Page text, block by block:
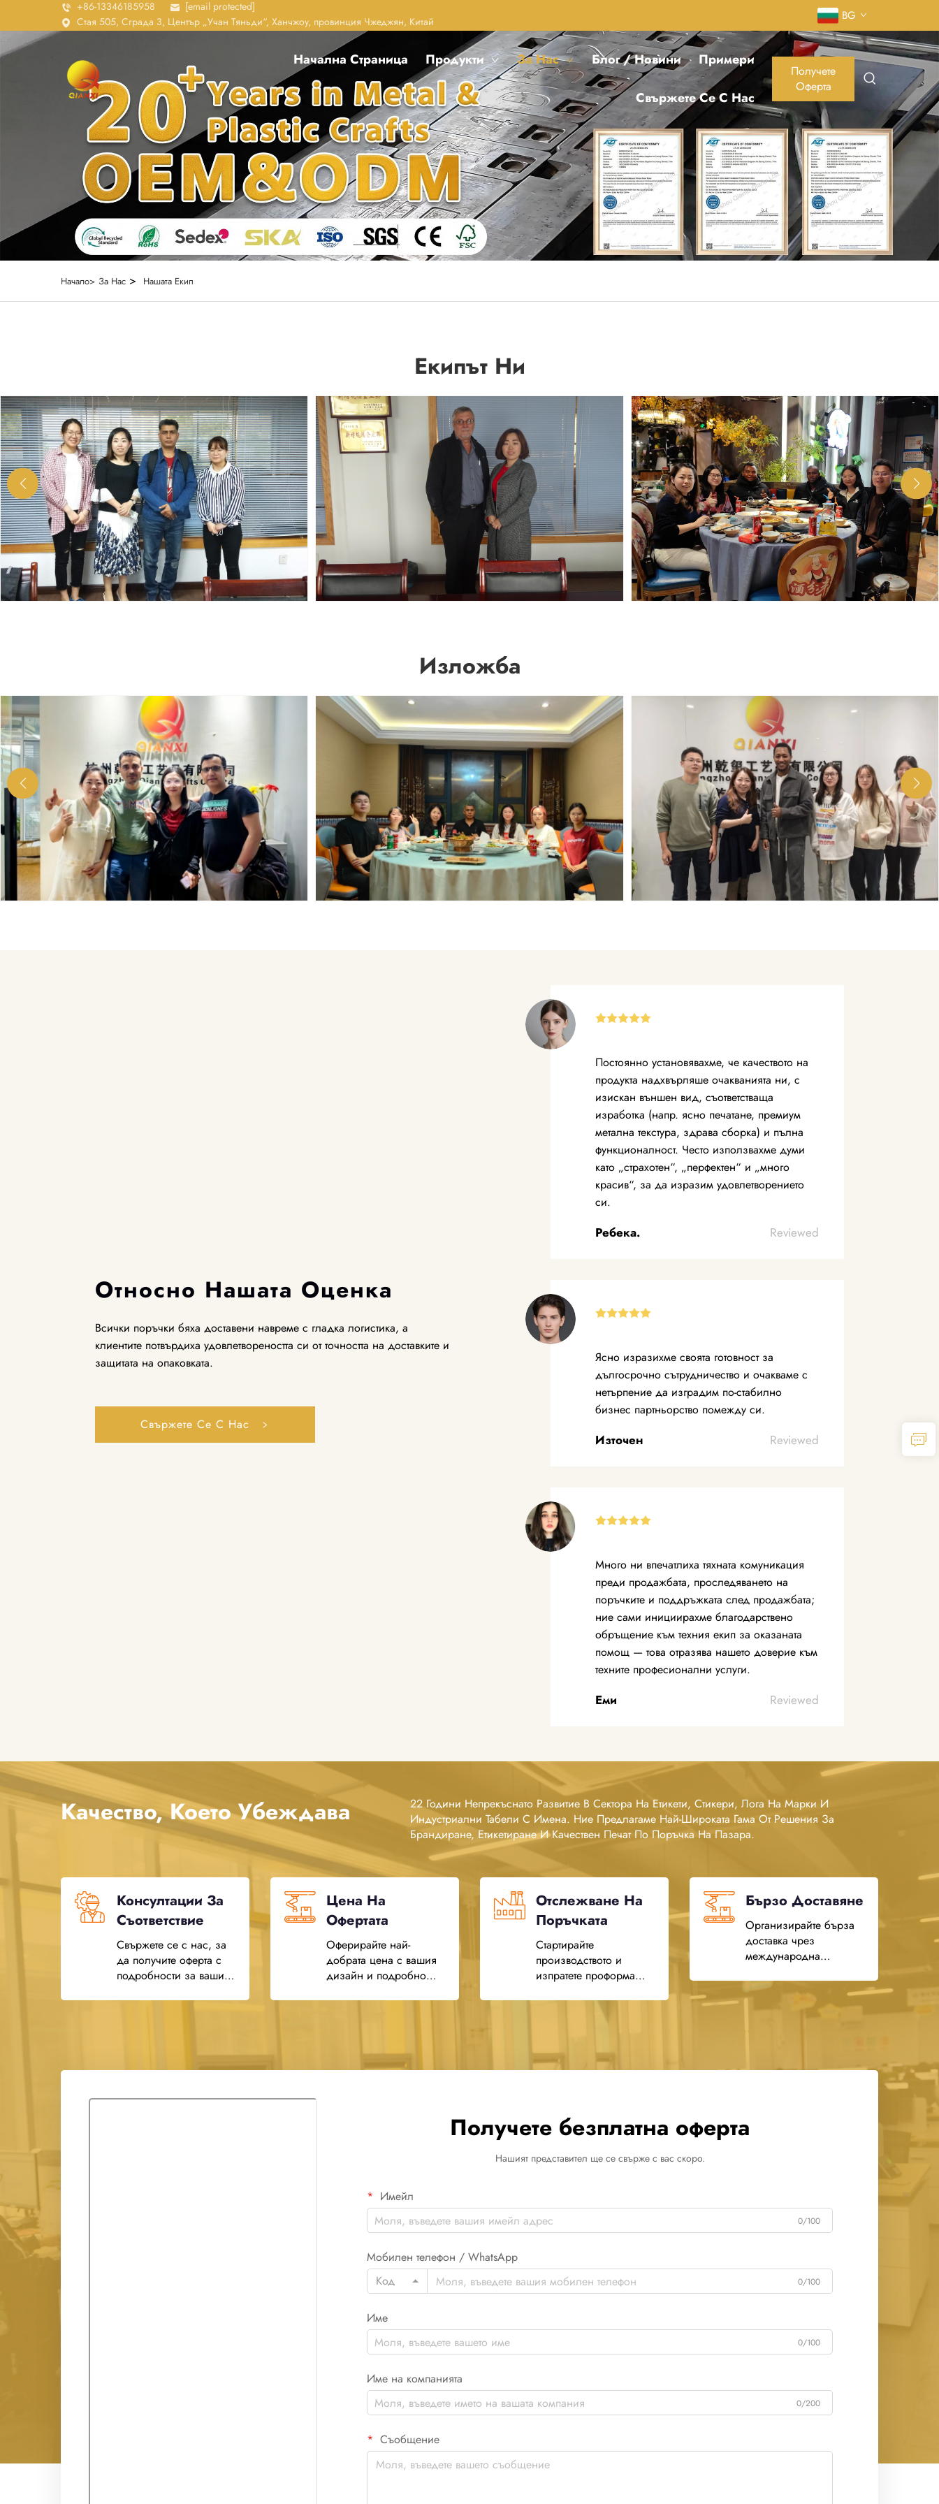
+86-13346185958
[email protected]
Стая 505, Сграда 3, Център „Учан Тяньди“, Ханчжоу, провинция Чжеджян, Китай
BG
Начална Страница Продукти За Нас Блог / Новини Примери
Свържете Се С Нас
Получете
Оферта
Начало> За Нас > Нашата Екип
Екипът Ни
Изложба
Относно Нашата Оценка
Всички поръчки бяха доставени навреме с гладка логистика, а
клиентите потвърдиха удовлетвореността си от точността на доставките и
защитата на опаковката.
Свържете Се С Нас
Постоянно установявахме, че качеството на
продукта надхвърляше очакванията ни, с
изискан външен вид, съответстваща
изработка (напр. ясно печатане, премиум
метална текстура, здрава сборка) и пълна
функционалност. Често използвахме думи
като „страхотен“, „перфектен“ и „много
красив“, за да изразим удовлетворението
си.
Ребека. Reviewed
Ясно изразихме своята готовност за
дългосрочно сътрудничество и очакваме с
нетърпение да изградим по-стабилно
бизнес партньорство помежду си.
Източен Reviewed
Много ни впечатлиха тяхната комуникация
преди продажбата, проследяването на
поръчките и поддръжката след продажбата;
ние сами инициирахме благодарствено
обръщение към техния екип за оказаната
помощ — това отразява нашето доверие към
техните професионални услуги.
Еми Reviewed
Качество, Което Убеждава
22 Години Непрекъснато Развитие В Сектора На Етикети, Стикери, Лога На Марки И
Индустриални Табели С Имена. Ние Предлагаме Най-Широката Гама От Решения За
Брандиране, Етикетиране И Качествен Печат По Поръчка На Пазара.
Консултации За
Съответствие
Свържете се с нас, за
да получите оферта с
подробности за вашия
Цена На
Офертата
Оферирайте най-
добрата цена с вашия
дизайн и подробно
Отслежване На
Поръчката
Стартирайте
производството и
изпратете проформа
Бързо Доставяне
Организирайте бърза
доставка чрез
международна
врата
Получете безплатна оферта
Нашият представител ще се свърже с вас скоро.
Имейл
0/100
Мобилен телефон / WhatsApp
Код
0/100
Име
0/100
Име на компанията
0/200
Съобщение